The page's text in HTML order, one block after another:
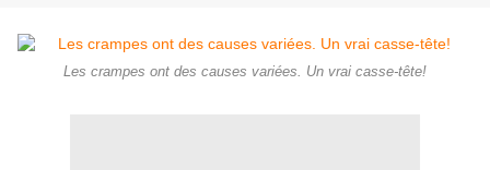
Les crampes ont des causes variées. Un vrai casse-tête!